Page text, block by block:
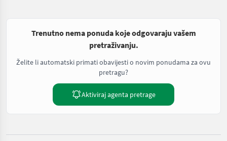
Trenutno nema ponuda koje odgovaraju vašem
pretraživanju.
Želite li automatski primati obavijesti o novim ponudama za ovu
pretragu?
Aktiviraj agenta pretrage